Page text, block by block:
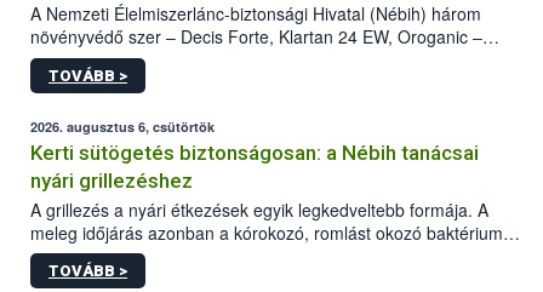
A Nemzeti Élelmiszerlánc-biztonsági Hivatal (Nébih) három
növényvédő szer – Decis Forte, Klartan 24 EW, Oroganic –
engedélyokiratát módosította, így azok a szüretet követően,
egészen a vesszőérettség (BBCH 91) stádiumáig
érésű szőlőkben is legyen lehetőség a károsító elleni további
védekezésre. Az Oroganic készítmény kis kiszerelésben kiskerti
felhasználók számára is elérhető és ökológiai termesztésben is
engedélyezett.
TOVÁBB >
2026. augusztus 6, csütörtök
Kerti sütögetés biztonságosan: a Nébih tanácsai
nyári grillezéshez
A grillezés a nyári étkezések egyik legkedveltebb formája. A
meleg időjárás azonban a kórokozó, romlást okozó baktériumok
gyorsabb szaporodásának is kedvez. A szabadtéri sütögetés
ezért nem csupán a megfelelő sütési technikáról szól: legalább
TOVÁBB >